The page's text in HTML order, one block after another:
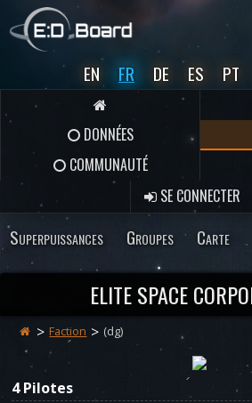
EN FR DE ES PT
DONNÉES
COMMUNAUTÉ
SE CONNECTER
Superpuissances Groupes Carte
ELITE SPACE
Faction (dg)
4 Pilotes